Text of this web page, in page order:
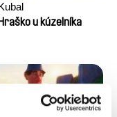
u kúzelníka